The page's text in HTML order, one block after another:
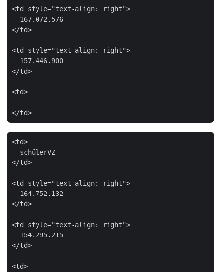
<td style="text-align: right">
  167.072.576
</td>
<td style="text-align: right">
  157.446.900
</td>
<td>
  -
<td>
  schülerVZ
</td>
<td style="text-align: right">
  164.752.132
</td>
<td style="text-align: right">
  154.295.215
</td>
<td>